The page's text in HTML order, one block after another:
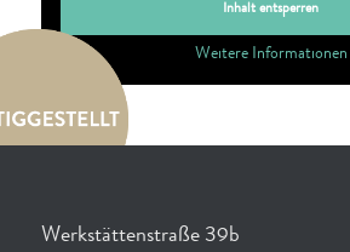
Inhalt entsperren
Weitere Informationen
Werkstättenstraße 39b